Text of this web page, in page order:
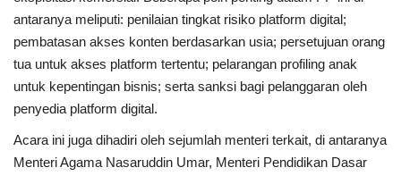
antaranya meliputi: penilaian tingkat risiko platform digital;
pembatasan akses konten berdasarkan usia; persetujuan orang
tua untuk akses platform tertentu; pelarangan profiling anak
untuk kepentingan bisnis; serta sanksi bagi pelanggaran oleh
penyedia platform digital.
Acara ini juga dihadiri oleh sejumlah menteri terkait, di antaranya
Menteri Agama Nasaruddin Umar, Menteri Pendidikan Dasar